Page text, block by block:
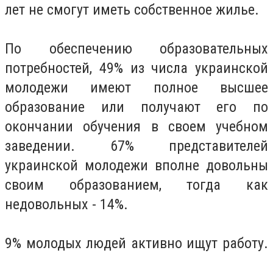
лет не смогут иметь собственное жилье.
По обеспечению образовательных
потребностей, 49% из числа украинской
молодежи имеют полное высшее
образование или получают его по
окончании обучения в своем учебном
заведении. 67% представителей
украинской молодежи вполне довольны
своим образованием, тогда как
недовольных - 14%.
9% молодых людей активно ищут работу.